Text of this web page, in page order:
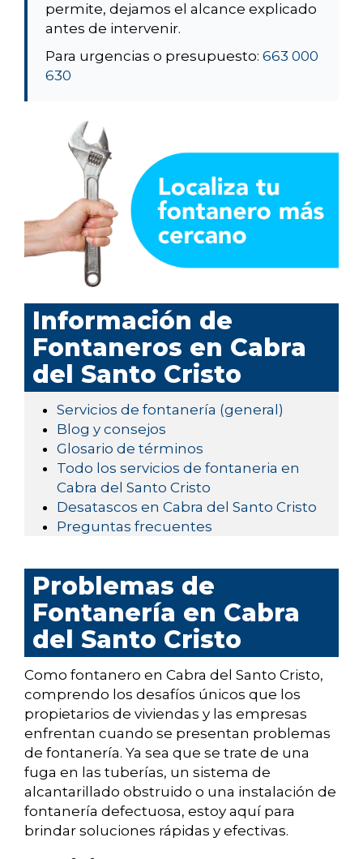
permite, dejamos el alcance explicado
antes de intervenir.
Para urgencias o presupuesto: 663 000
630
Información de
Fontaneros en Cabra
del Santo Cristo
Servicios de fontanería (general)
Blog y consejos
Glosario de términos
Todo los servicios de fontaneria en
Cabra del Santo Cristo
Desatascos en Cabra del Santo Cristo
Preguntas frecuentes
Problemas de
Fontanería en Cabra
del Santo Cristo
Como fontanero en Cabra del Santo Cristo,
comprendo los desafíos únicos que los
propietarios de viviendas y las empresas
enfrentan cuando se presentan problemas
de fontanería. Ya sea que se trate de una
fuga en las tuberías, un sistema de
alcantarillado obstruido o una instalación de
fontanería defectuosa, estoy aquí para
brindar soluciones rápidas y efectivas.